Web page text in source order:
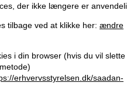
der ikke længere er
tilbage ved at klikke her: ændre
i din browser (hvis du vil
erhvervsstyrelsen.dk/saadan-
Husk at
Vi sender
356